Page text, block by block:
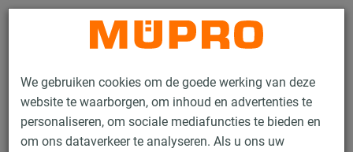
We gebruiken cookies om de goede werking van deze
website te waarborgen, om inhoud en advertenties te
personaliseren, om sociale mediafuncties te bieden en
om ons dataverkeer te analyseren. Als u ons uw
Contact